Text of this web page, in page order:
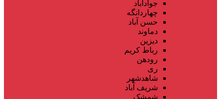
جوادآباد
چهاردانگه
حسن آباد
دماوند
دیزین
رباط کریم
رودهن
ری
شاهدشهر
شریف آباد
شمشک